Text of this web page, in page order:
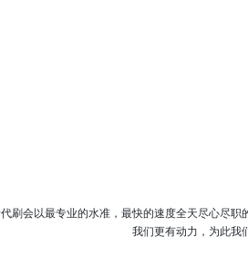
刷会以最专业的水准，最快的速度全天尽心尽
我们更有动力，为此我